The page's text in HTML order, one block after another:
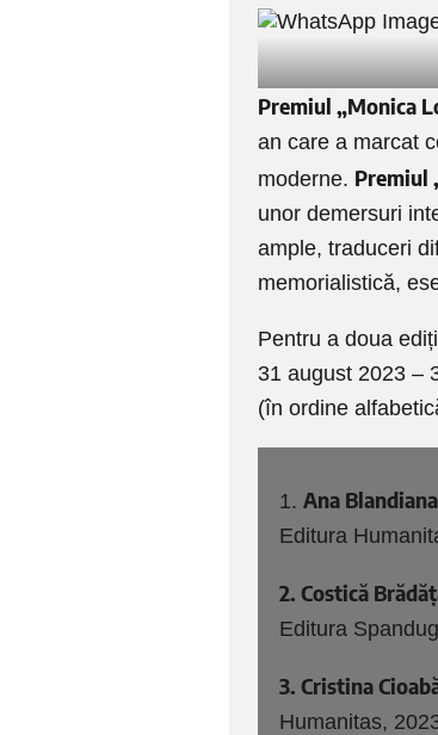
Premiul „Monica
an care a marcat
moderne. Premiul
unor demersuri
ample, traduceri
memorialistică,
Pentru a doua
31 august 2023 –
(în ordine
1. Ana
Editura
2. Costică
Editura
3. Cristina
Humanitas,